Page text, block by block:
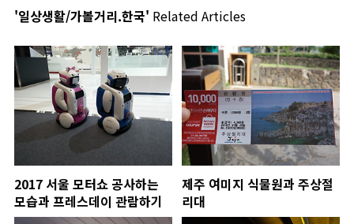
'일상생활/가볼거리.한국' Related Articles
2017 서울 모터쇼 공사하는
모습과 프레스데이 관람하기
제주 여미지 식물원과 주상절
리대